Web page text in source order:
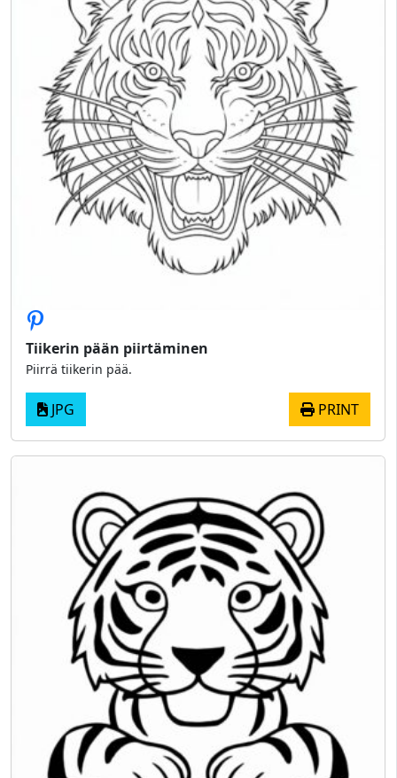
Tiikerin pään piirtäminen
Piirrä tiikerin pää.
JPG PRINT